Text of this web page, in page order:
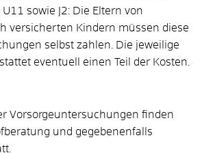
sowie J2: Die Eltern von
versicherten Kindern müssen diese
selbst zahlen. Die jeweilige
eventuell einen Teil der Kosten.
Vorsorgeuntersuchungen finden
und gegebenenfalls